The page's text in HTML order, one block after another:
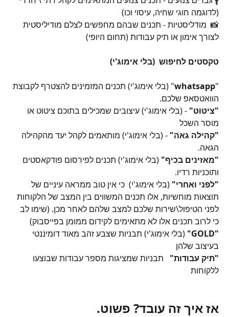
(לדוגמה חוגי שחיה, עיסוי וכו)
📸  מודליסטיות - תכנים שבהם מחפשים לצלם מודיליסטית
לצורך אימון או תיק עבודות (תחום היופי)
טקסטים לחיפוש  (בלי אימוג'י)
"
whatsapp" (בלי אימוג'י) תכנים המזמינים להצטרף לקבוצת
הוואטסאפ שלכם.
"ציטוט" - (בלי אימוג'י) עיצובים שמכילים בתוכם ציטוט או
מוסר השכל
"קהילה גאה" - (בלי אימוג'י) מותאמים לקהל יעד מהקהילה
הגאה.
"מאזינים בכיף" (בלי אימוג'י) תכנים לפירסום פודקאסטים
ותוכניות רדיו.
"לפני ואחרי" (בלי אימוג'י)  כי אין טוב ממראה עיניים של
תוצאות מוחשיות, אלו תכנים המשווים בין המצב של הלקוחות
לפני הטיפול\שירות שלכם למצב שלהם לאחר מכן. (שימו לב
כי לרוב תכנים אלו לא מתאימים לקידום ממומן בפייסבוק)
"GOLD"
(בלי אימוג'י) תבניות שצבע זהב מאוד דומיננטי
בעיצוב שלהן
"תיק עבודות" תבניות שמציגות מספר עבודות שבוצעו
ללקוחות
אז איך זה עובד? פשוט.